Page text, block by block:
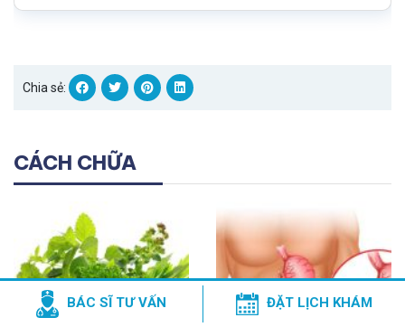
Chia sẻ:
CÁCH CHỮA
BÁC SĨ TƯ VẤN ĐẶT LỊCH KHÁM